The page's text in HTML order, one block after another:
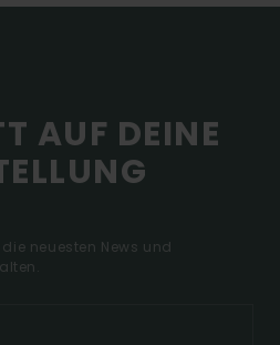
AUF DEINE
neuesten News und